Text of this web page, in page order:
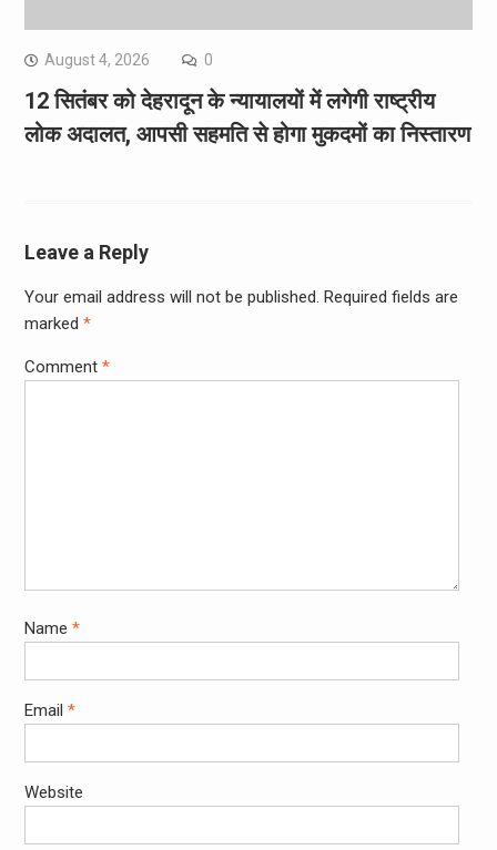
August 4, 2026 0
12 सितंबर को देहरादून के न्यायालयों में लगेगी राष्ट्रीय
लोक अदालत, आपसी सहमति से होगा मुकदमों का निस्तारण
Leave a Reply
Your email address will not be published. Required fields are
marked *
Comment *
Name *
Email *
Website